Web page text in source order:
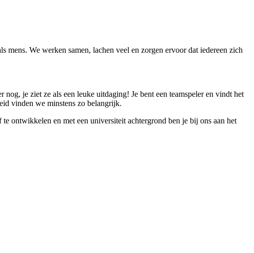
mens. We werken samen, lachen veel en zorgen ervoor dat iedereen zich
je ziet ze als een leuke uitdaging! Je bent een teamspeler en vindt het
vinden we minstens zo belangrijk.
ontwikkelen en met een universiteit achtergrond ben je bij ons aan het